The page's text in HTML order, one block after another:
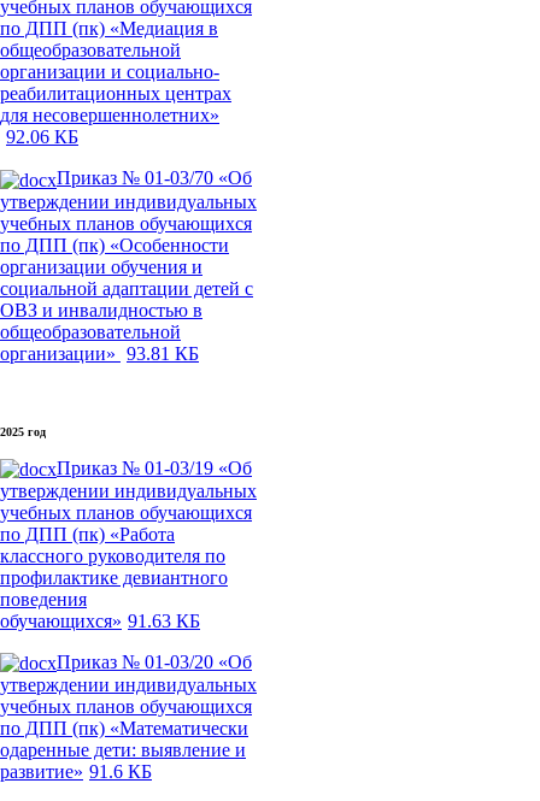
учебных планов обучающихся
по ДПП (пк) «Медиация в
общеобразовательной
организации и социально-
реабилитационных центрах
для несовершеннолетних»
92.06 КБ
Приказ № 01-03/70 «Об
утверждении индивидуальных
учебных планов обучающихся
по ДПП (пк) «Особенности
организации обучения и
социальной адаптации детей с
ОВЗ и инвалидностью в
общеобразовательной
организации» 93.81 КБ
2025 год
Приказ № 01-03/19 «Об
утверждении индивидуальных
учебных планов обучающихся
по ДПП (пк) «Работа
классного руководителя по
профилактике девиантного
поведения
обучающихся» 91.63 КБ
Приказ № 01-03/20 «Об
утверждении индивидуальных
учебных планов обучающихся
по ДПП (пк) «Математически
одаренные дети: выявление и
развитие» 91.6 КБ